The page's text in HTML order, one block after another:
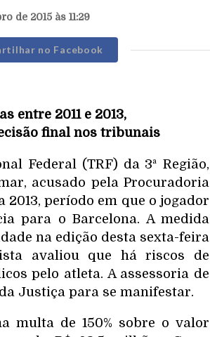
de 2015 às 11:29
no Facebook
entre 2011 e 2013,
final nos tribunais
Federal (TRF) da 3ª Região,
, acusado pela Procuradoria
2013, período em que o jogador
para oBarcelona. A medida
na edição desta sexta-feira
avaliou que há riscos de
pelo atleta. A assessoria de
Justiça para se manifestar.
multa de 150% sobre o valor